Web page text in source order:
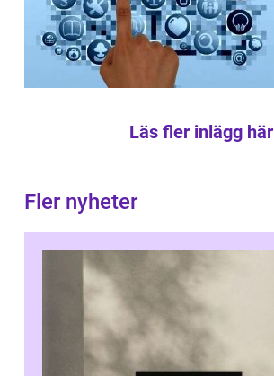
Läs fler inlägg här
Fler nyheter